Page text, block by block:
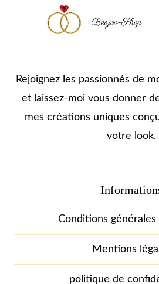
Rejoignez les passionnés de
et laissez-moi vous donner
mes créations uniques
votre look.
Conditions générales
Mentions
politique de